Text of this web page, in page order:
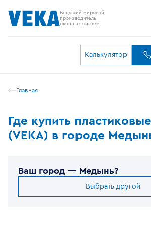
Ведущий мировой
производитель
оконных систем
Калькулятор
Главная
Где купить
(VEKA) в городе
Ваш город — Медынь?
Выбрать другой